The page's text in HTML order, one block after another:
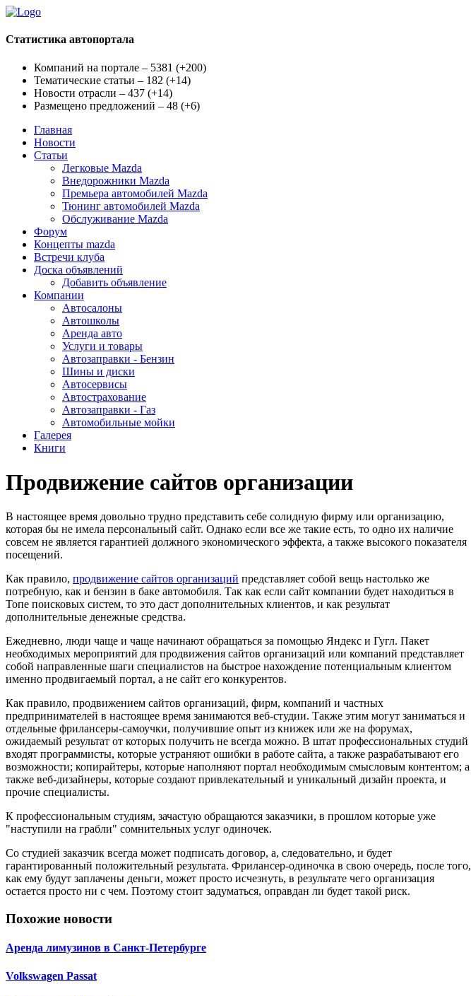
Статистика автопортала
Компаний на портале – 5381 (+200)
Тематические статьи – 182 (+14)
Новости отрасли – 437 (+14)
Размещено предложений – 48 (+6)
Главная
Новости
Статьи
Легковые Mazda
Внедорожники Mazda
Премьера автомобилей Mazda
Тюнинг автомобилей Mazda
Обслуживание Mazda
Форум
Концепты mazda
Встречи клуба
Доска объявлений
Добавить объявление
Компании
Автосалоны
Автошколы
Аренда авто
Услуги и товары
Автозаправки - Бензин
Шины и диски
Автосервисы
Автострахование
Автозаправки - Газ
Автомобильные мойки
Галерея
Книги
Продвижение сайтов организации
В настоящее время довольно трудно представить себе солидную фирму или организацию,
которая бы не имела персональный сайт. Однако если все же такие есть, то одно их наличие
совсем не является гарантией должного экономического эффекта, а также высокого показателя
посещений.
Как правило, продвижение сайтов организаций представляет собой вещь настолько же
потребную, как и бензин в баке автомобиля. Так как если сайт компании будет находиться в
Топе поисковых систем, то это даст дополнительных клиентов, и как результат
дополнительные денежные средства.
Ежедневно, люди чаще и чаще начинают обращаться за помощью Яндекс и Гугл. Пакет
необходимых мероприятий для продвижения сайтов организаций или компаний представляет
собой направленные шаги специалистов на быстрое нахождение потенциальным клиентом
именно продвигаемый портал, а не сайт его конкурентов.
Как правило, продвижением сайтов организаций, фирм, компаний и частных
предпринимателей в настоящее время занимаются веб-студии. Также этим могут заниматься и
отдельные фрилансеры-самоучки, получившие опыт из книжек или же на форумах,
ожидаемый результат от которых получить не всегда можно. В штат профессиональных студий
входят программисты, которые устраняют ошибки в работе сайта, а также разрабатывают его
возможности; копирайтеры, которые наполняют портал необходимым смысловым контентом; а
также веб-дизайнеры, которые создают привлекательный и уникальный дизайн проекта, и
прочие специалисты.
К профессиональным студиям, зачастую обращаются заказчики, в прошлом которые уже
"наступили на грабли" сомнительных услуг одиночек.
Со студией заказчик всегда может подписать договор, а, следовательно, и будет
гарантированный положительный результата. Фрилансер-одиночка в свою очередь, после того,
как ему будут заплачены деньги, может просто исчезнуть, в результате чего организация
остается просто ни с чем. Поэтому стоит задуматься, оправдан ли будет такой риск.
Похожие новости
Аренда лимузинов в Санкт-Петербурге
Volkswagen Passat